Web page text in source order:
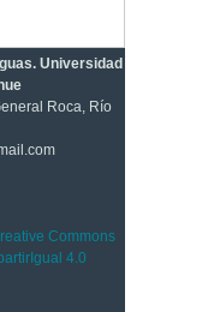
Universidad
Roca, Río
Commons
4.0